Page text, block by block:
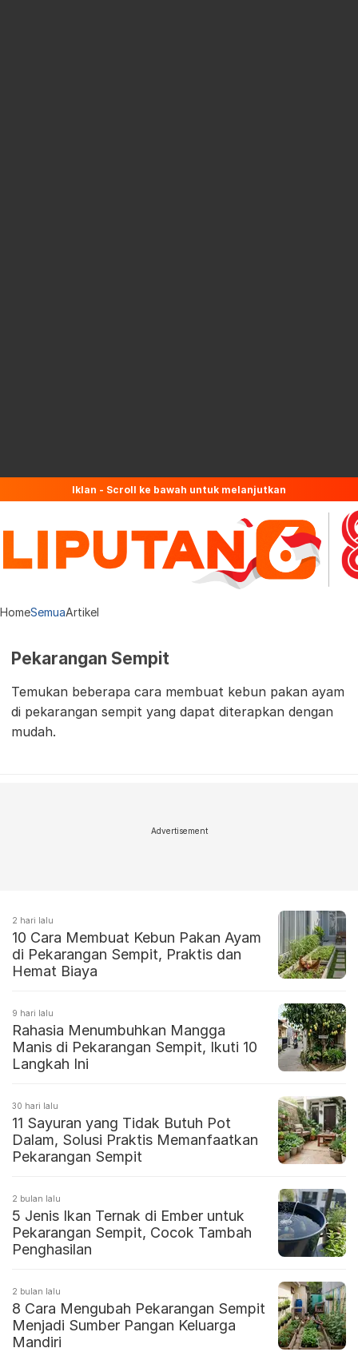
Iklan - Scroll ke bawah untuk melanjutkan
HomeSemuaArtikel
Pekarangan Sempit
Temukan beberapa cara membuat kebun pakan ayam
di pekarangan sempit yang dapat diterapkan dengan
mudah.
Advertisement
2 hari lalu
10 Cara Membuat Kebun Pakan Ayam
di Pekarangan Sempit, Praktis dan
Hemat Biaya
9 hari lalu
Rahasia Menumbuhkan Mangga
Manis di Pekarangan Sempit, Ikuti 10
Langkah Ini
30 hari lalu
11 Sayuran yang Tidak Butuh Pot
Dalam, Solusi Praktis Memanfaatkan
Pekarangan Sempit
2 bulan lalu
5 Jenis Ikan Ternak di Ember untuk
Pekarangan Sempit, Cocok Tambah
Penghasilan
2 bulan lalu
8 Cara Mengubah Pekarangan Sempit
Menjadi Sumber Pangan Keluarga
Mandiri